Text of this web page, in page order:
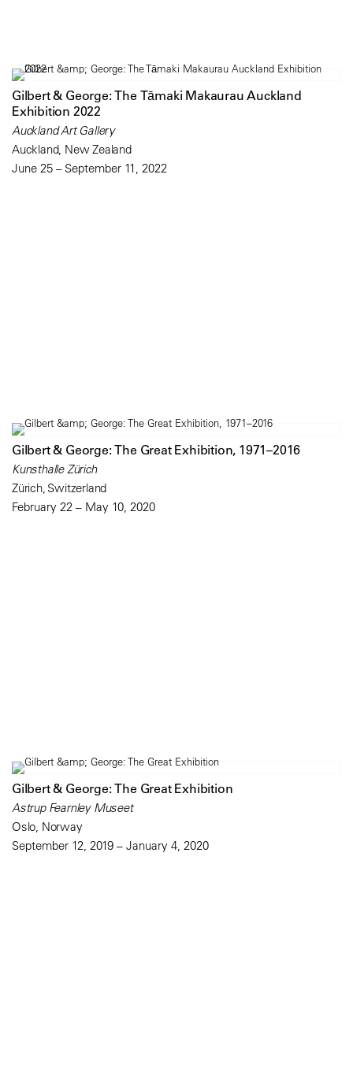
Gilbert & George: The Tāmaki Makaurau Auckland
Exhibition 2022
Auckland Art Gallery
Auckland, New Zealand
June 25 – September 11, 2022
Gilbert & George: The Great Exhibition, 1971–2016
Kunsthalle Zürich
Zürich, Switzerland
February 22 – May 10, 2020
Gilbert & George: The Great Exhibition
Astrup Fearnley Museet
Oslo, Norway
September 12, 2019 – January 4, 2020